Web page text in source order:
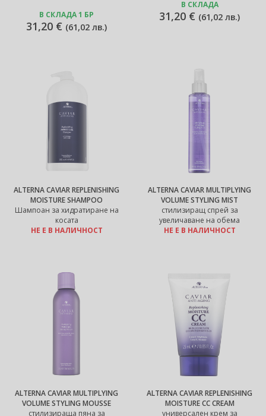
В СКЛАДА 1 БР
31,20 € (61,02 лв.)
В СКЛАДА
31,20 € (61,02 лв.)
ALTERNA CAVIAR REPLENISHING
MOISTURE SHAMPOO
Шампоан за хидратиране на
косата
НЕ Е В НАЛИЧНОСТ
ALTERNA CAVIAR MULTIPLYING
VOLUME STYLING MIST
стилизиращ спрей за
увеличаване на обема
НЕ Е В НАЛИЧНОСТ
ALTERNA CAVIAR MULTIPLYING
VOLUME STYLING MOUSSE
стилизираща пяна за
ALTERNA CAVIAR REPLENISHING
MOISTURE CC CREAM
универсален крем за